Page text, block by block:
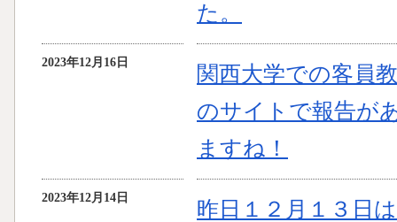
た。
2023年12月16日
関西大学での客員
のサイトで報告が
ますね！
2023年12月14日
昨日１２月１３日